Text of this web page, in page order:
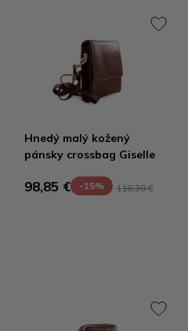
Hnedý malý kožený
pánsky crossbag Giselle
98,85 € -15% 116,30 €